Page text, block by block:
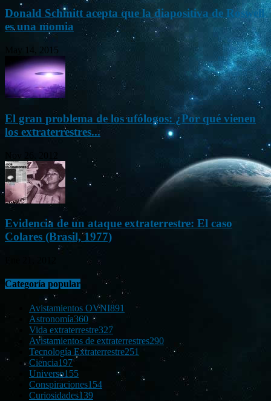
Donald Schmitt acepta que la diapositiva de Roswell
es una momia
May 14, 2015
El gran problema de los ufólogos: ¿Por qué vienen
los extraterrestres...
Evidencia de un ataque extraterrestre: El caso
Colares (Brasil, 1977)
Categoría popular
Avistamientos OVNI891
Astronomía360
Vida extraterrestre327
Avistamientos de extraterrestres290
Tecnología Extraterrestre251
Ciencia197
Universo155
Conspiraciones154
Curiosidades139